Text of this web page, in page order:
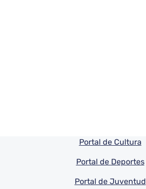
Pie de pagina información
Portal de Cultura
Portal de Deportes
Portal de Juventud